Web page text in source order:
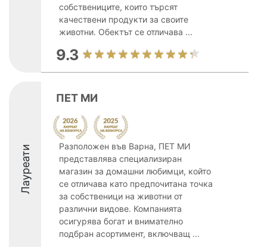
собствениците, които търсят
качествени продукти за своите
животни. Обектът се отличава ...
9.3
Лауреати
ПЕТ МИ
Разположен във Варна, ПЕТ МИ
представлява специализиран
магазин за домашни любимци, който
се отличава като предпочитана точка
за собственици на животни от
различни видове. Компанията
осигурява богат и внимателно
подбран асортимент, включващ ...